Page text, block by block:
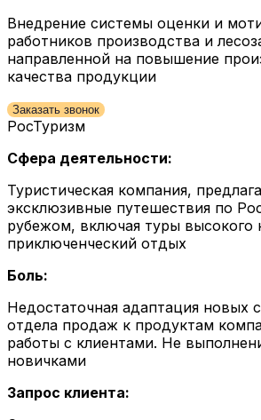
Внедрение системы оценки и
работников производства и
направленной на повышение
качества продукции
Заказать звонок
РосТуризм
Сфера деятельности:
Туристическая компания,
эксклюзивные путешествия по
рубежом, включая туры высокого
приключенческий отдых
Боль:
Недостаточная адаптация новых
отдела продаж к продуктам
работы с клиентами. Не
новичками
Запрос клиента: